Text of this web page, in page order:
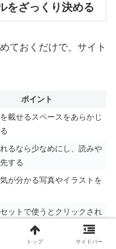
をざっくり決める
ておくだけで、サイト
ポイント
載せるスペースをあらかじ
るなら少なめにし、読みや
する
が分かる写真やイラストを
ットで使うとクリックされ
トップ サイドバー